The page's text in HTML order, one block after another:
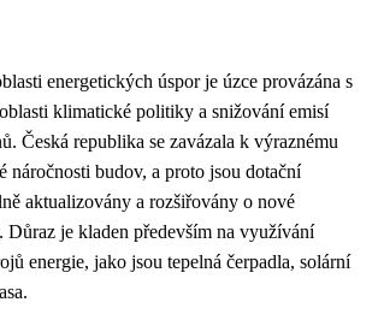
energetických úspor je úzce provázána s
klimatické politiky a snižování emisí
Česká republika se zavázala k výraznému
náročnosti budov, a proto jsou dotační
aktualizovány a rozšiřovány o nové
Důraz je kladen především na využívání
energie, jako jsou tepelná čerpadla, solární